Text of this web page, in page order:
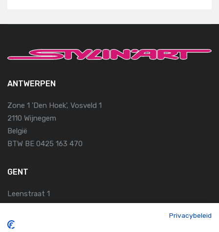
ANTWERPEN
Zone 1 'Den Hoek', Vosveld 1
2110 Wijnegem
België
BTW BE 0425 163 470
GENT
Leenstraat 1
België
Privacybeleid